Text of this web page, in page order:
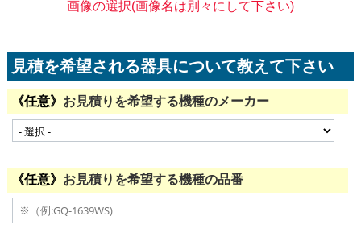
画像の選択(画像名は別々にして下さい)
見積を希望される器具について教えて下さい
お見積りを希望する機種のメーカー
お見積りを希望する機種の品番